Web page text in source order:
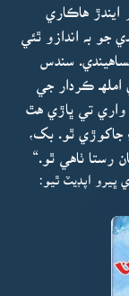
هاڪاري
جو بہ اندازو ٿئي
سندس
ڪردار جي
تي ڀاڙي هٿ
جاکوڙي ٿو. بک،
رستا ٺاهي ٿو.“
ڀيرو اپڊيٽ ٿيو: